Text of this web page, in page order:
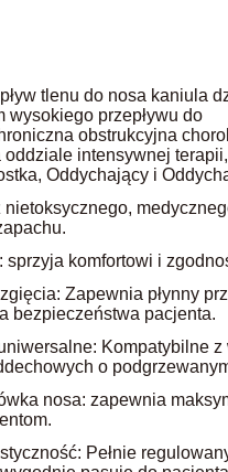
tlenu do nosa kaniula
wysokiego przepływu do
obstrukcyjna
intensywnej
Oddychający i
nietoksycznego,
sprzyja komfortowi i
Zapewnia płynny
bezpieczeństwa pacjenta.
Kompatybilne
o
nosa: zapewnia
Pełnie